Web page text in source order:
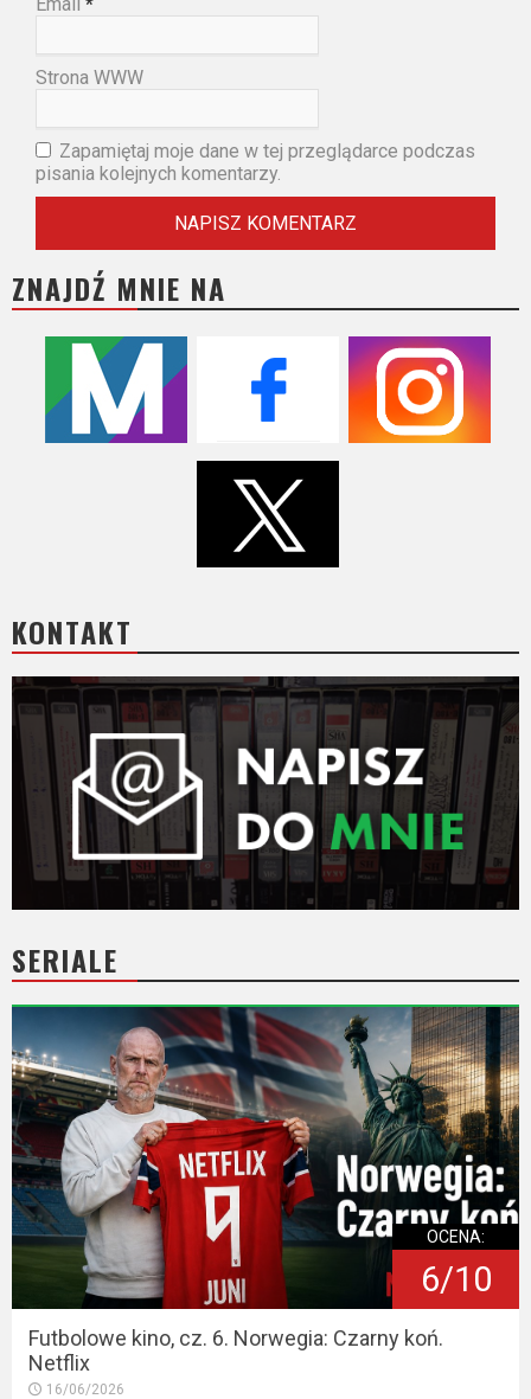
Strona WWW
Zapamiętaj moje dane w tej przeglądarce podczas
pisania kolejnych komentarzy.
ZNAJDŹ MNIE NA
KONTAKT
SERIALE
OCENA:
6/10
Futbolowe kino, cz. 6. Norwegia: Czarny koń.
Netflix
16/06/2026